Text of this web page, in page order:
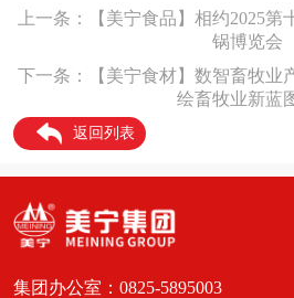
上一条：【美宁食品】相约2025
锅博览会
下一条：【美宁食材】数智畜牧业
绘畜牧业新蓝
返回列表
集团办公室：0825-5895003